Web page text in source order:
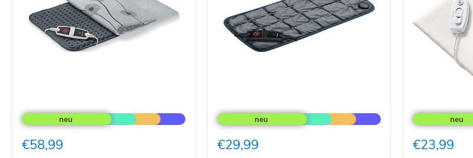
Heizkissen
100W
125
€58,99
HK
145
GP
€29,99
SHK
18
€23,99